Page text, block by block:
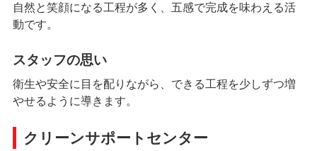
自然と笑顔になる工程が多く、五感で完成を味わえる活
動です。
スタッフの思い
衛生や安全に目を配りながら、できる工程を少しずつ増
やせるように導きます。
クリーンサポートセンター